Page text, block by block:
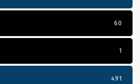
60
1
491